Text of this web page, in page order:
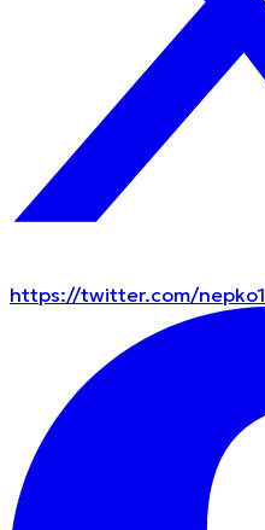
https://twitter.com/nepko1